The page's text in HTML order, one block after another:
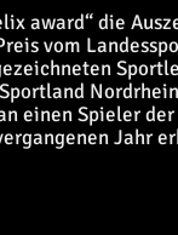
award“ die
vom
einen Spieler
Jahr